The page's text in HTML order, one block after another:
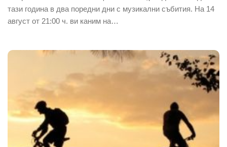
тази година в два поредни дни с музикални събития. На 14
август от 21:00 ч. ви каним на…